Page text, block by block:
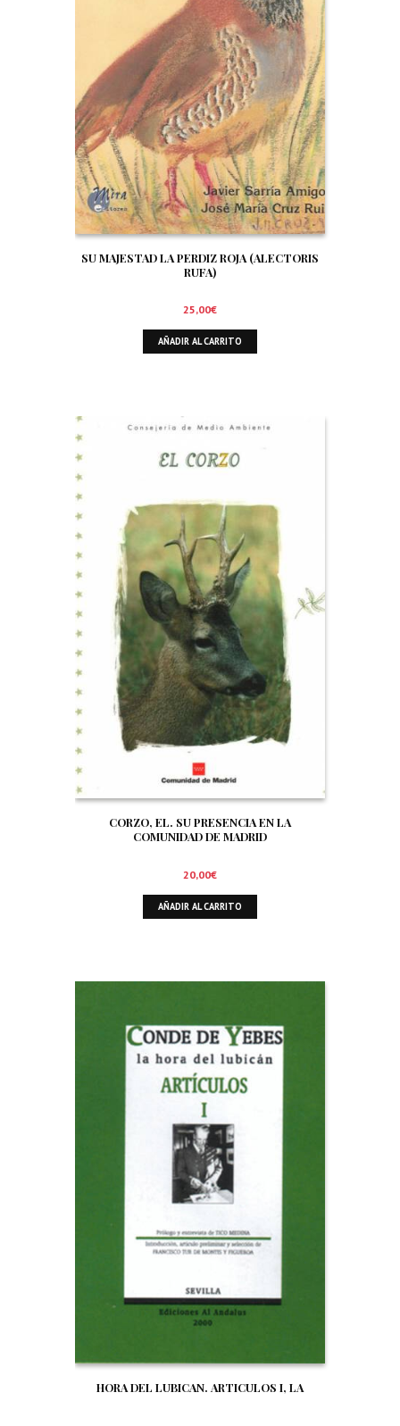
SU MAJESTAD LA PERDIZ ROJA (ALECTORIS
RUFA)
25,00€
AÑADIR AL CARRITO
CORZO, EL. SU PRESENCIA EN LA
COMUNIDAD DE MADRID
20,00€
AÑADIR AL CARRITO
HORA DEL LUBICAN. ARTICULOS I, LA